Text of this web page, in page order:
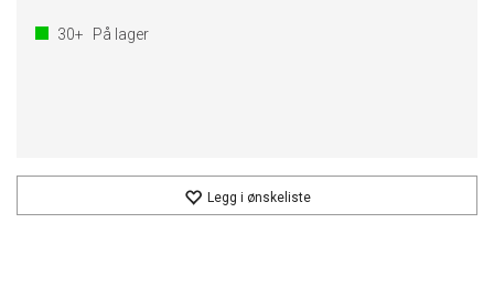
30+ På lager
Legg i ønskeliste